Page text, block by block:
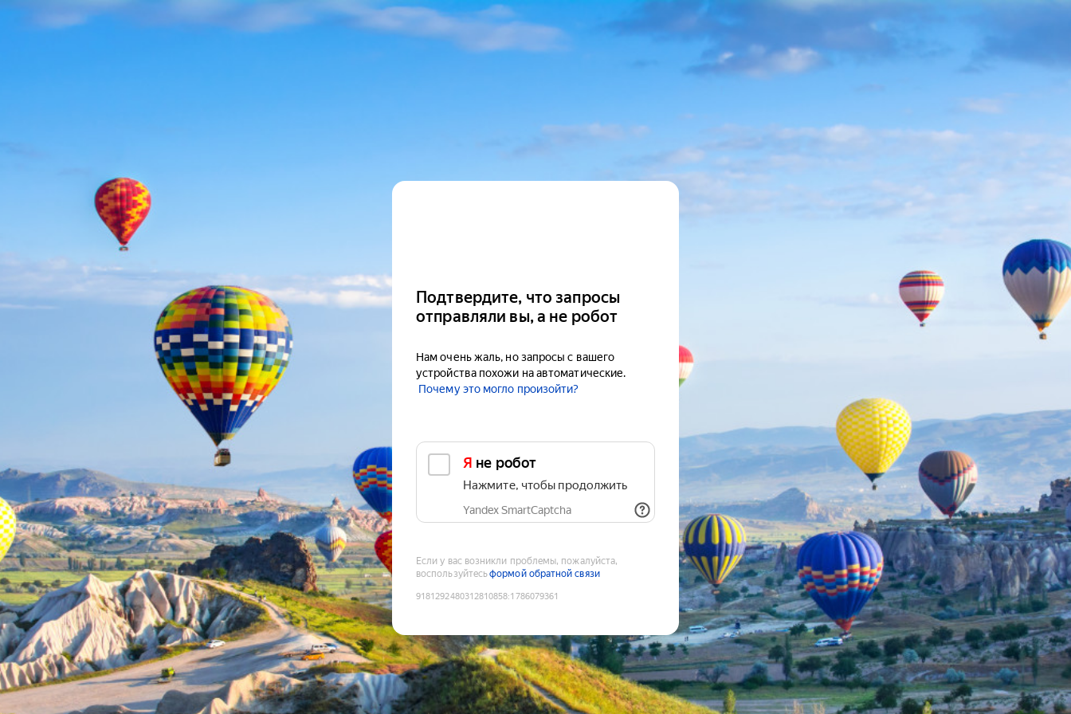
Подтвердите, что запросы
отправляли вы, а не робот
Нам очень жаль, но запросы с вашего
устройства похожи на автоматические.
Почему это могло произойти?
Я не робот
Нажмите, чтобы продолжить
Yandex SmartCaptcha
Если у вас возникли проблемы, пожалуйста,
воспользуйтесьформой обратной связи
9181292480312810858:1786079361